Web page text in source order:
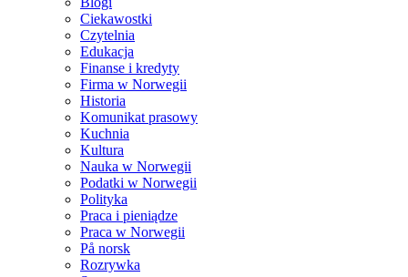
Ciekawostki
Czytelnia
Edukacja
Finanse i kredyty
Firma w Norwegii
Historia
Komunikat prasowy
Kuchnia
Kultura
Nauka w Norwegii
Podatki w Norwegii
Polityka
Praca i pieniądze
Praca w Norwegii
På norsk
Rozrywka